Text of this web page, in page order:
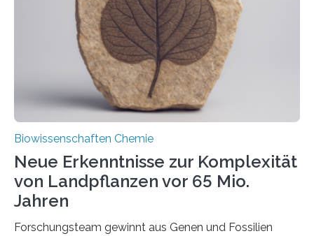
Saccharomyces cerevisiae entdeckt, der für die
Funktionsfähigkeit der Organellen entscheidend ist. Die
Studie wurde am 28. Oktober 2025 in der
Fachzeitschrift…
Biowissenschaften Chemie
Neue Erkenntnisse zur Komplexität
von Landpflanzen vor 65 Mio.
Jahren
Forschungsteam gewinnt aus Genen und Fossilien